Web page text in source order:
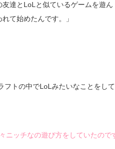
友達とLoLと似ているゲームを遊ん
て始めたんです。」
フトの中でLoLみたいなことをして
ッチなの遊び方をしていたので